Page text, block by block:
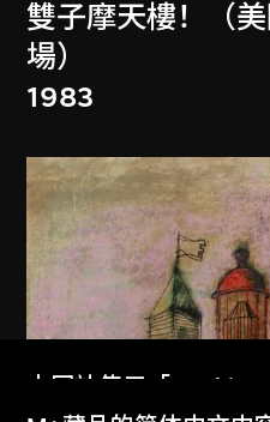
雙子摩天樓！（
場）
1983
本网站使用「Cookies